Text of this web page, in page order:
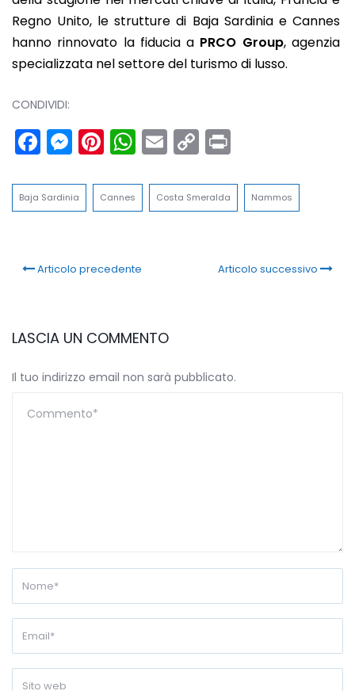
Regno Unito, le strutture di Baja Sardinia e Cannes
hanno rinnovato la fiducia a PRCO Group, agenzia
specializzata nel settore del turismo di lusso.
CONDIVIDI:
Facebook
Messenger
Pinterest
WhatsApp
Email
Copy
Link
Baja Sardinia Cannes Costa Smeralda Nammos
Articolo precedente Articolo successivo
LASCIA UN COMMENTO
Il tuo indirizzo email non sarà pubblicato.